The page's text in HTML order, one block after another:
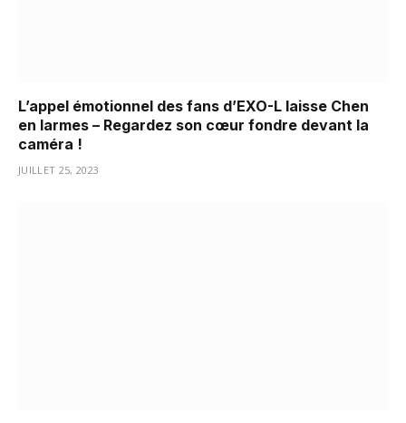
L’appel émotionnel des fans d’EXO-L laisse Chen
en larmes – Regardez son cœur fondre devant la
caméra !
JUILLET 25, 2023